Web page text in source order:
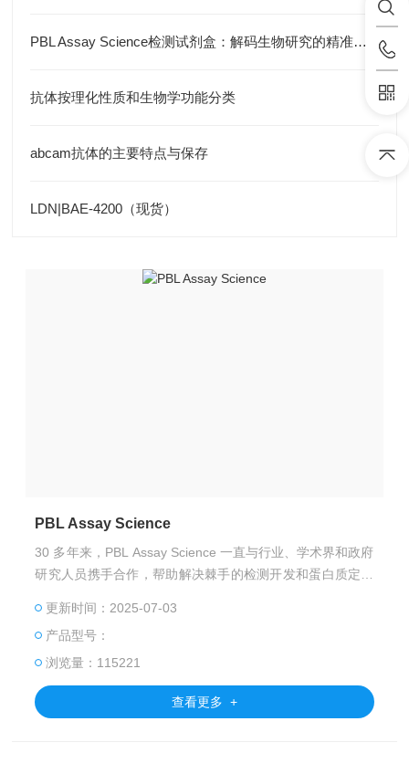
PBL Assay Science检测试剂盒：解码生物研究的精准密钥
抗体按理化性质和生物学功能分类
abcam抗体的主要特点与保存
LDN|BAE-4200（现货）
PBL Assay Science
30 多年来，PBL Assay Science 一直与行业、学术界和政府
研究人员携手合作，帮助解决棘手的检测开发和蛋白质定量
和抗体的可靠来源，已扩展其检测服务能力，包括多个知M
平台上的超灵敏细胞因子检测服务。
更新时间：2025-07-03
产品型号：
浏览量：115221
查看更多 +